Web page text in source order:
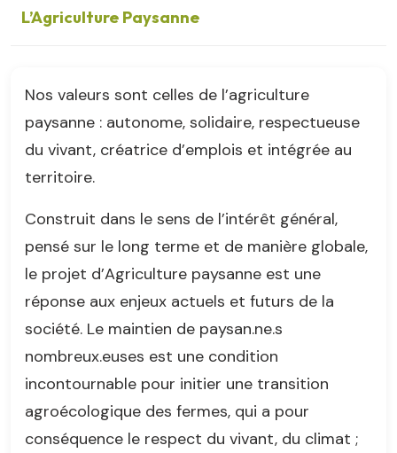
L’Agriculture Paysanne
Nos valeurs sont celles de l’agriculture
paysanne : autonome, solidaire, respectueuse
du vivant, créatrice d’emplois et intégrée au
territoire.
Construit dans le sens de l’intérêt général,
pensé sur le long terme et de manière globale,
le projet d’Agriculture paysanne est une
réponse aux enjeux actuels et futurs de la
société. Le maintien de paysan.ne.s
nombreux.euses est une condition
incontournable pour initier une transition
agroécologique des fermes, qui a pour
conséquence le respect du vivant, du climat ;